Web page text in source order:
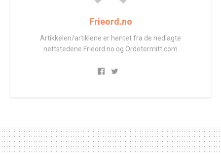
Frieord.no
Artikkelen/artiklene er hentet fra de nedlagte
nettstedene Frieord.no og Ordetermitt.com